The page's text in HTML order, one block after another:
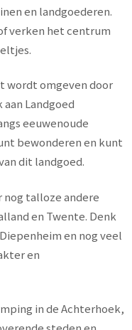
en landgoederen.
verken het centrum
wordt omgeven door
Landgoed
eeuwenoude
bewonderen en kunt
dit landgoed.
nog talloze andere
en Twente. Denk
en nog veel
en
in de Achterhoek,